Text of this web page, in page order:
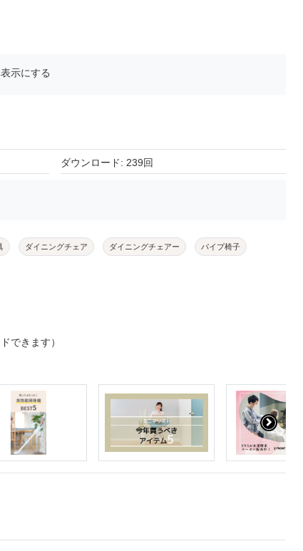
示にする
ダウンロード: 239回
ダイニングチェア ダイニングチェアー パイプ椅子
できます）